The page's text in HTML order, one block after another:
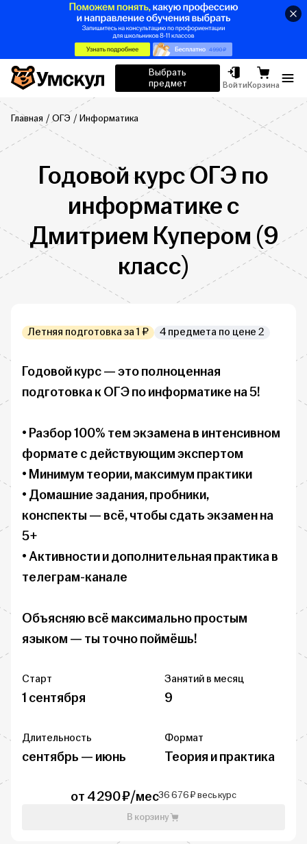
Умскул
Выбрать
предмет
ВойтиКорзина
Главная ОГЭ Информатика
Годовой курс ОГЭ по
информатике с
Дмитрием Купером (9
класс)
Летняя подготовка за 1 ₽ 4 предмета по цене 2
Годовой курс — это полноценная
подготовка к ОГЭ по информатике на 5!
• Разбор 100% тем экзамена в интенсивном
формате с действующим экспертом
• Минимум теории, максимум практики
• Домашние задания, пробники,
конспекты — всё, чтобы сдать экзамен на
5+
• Активности и дополнительная практика в
телеграм-канале
Объясняю всё максимально простым
языком — ты точно поймёшь!
Старт
1 сентября
Занятий в месяц
9
Длительность
сентябрь — июнь
Формат
Теория и практика
В корзину
от 4 290 ₽/мес36 676 ₽ весь курс